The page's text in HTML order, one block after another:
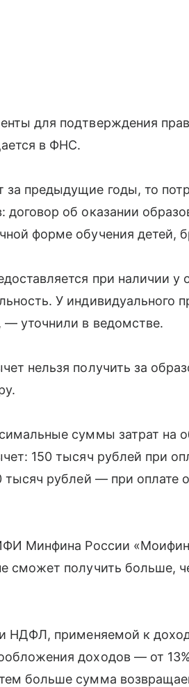
для подтверждения
в ФНС.
предыдущие годы, то
об оказании
форме обучения детей,
при наличии у
У индивидуального
уточнили в ведомстве.
нельзя получить за
суммы затрат на
150 тысяч рублей при
тысяч рублей — при оплате
Минфина России
сможет получить больше,
НДФЛ, применяемой к
доходов — от
больше сумма